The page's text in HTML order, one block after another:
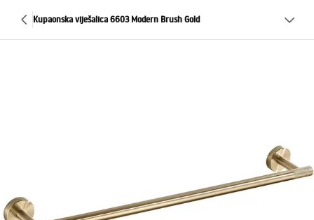
Kupaonska viješalica 6603 Modern Brush Gold